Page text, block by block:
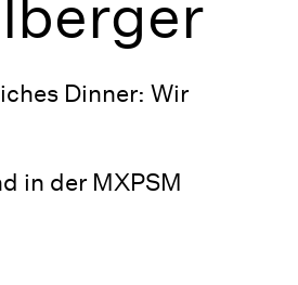
Dinner: Wir
in der MXPSM